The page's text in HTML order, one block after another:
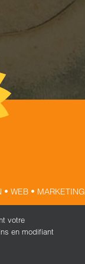
WEB • MARKETING
votre
en modifiant